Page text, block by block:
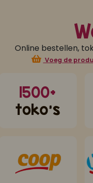
Online bestellen,
Voeg de
1500+
toko's